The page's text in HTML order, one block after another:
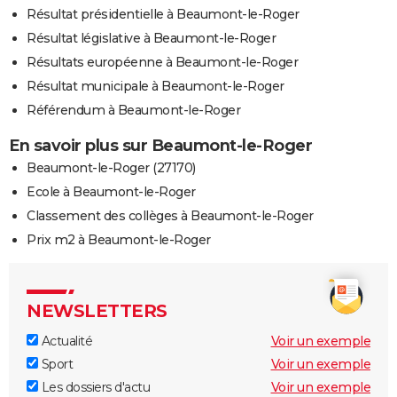
Résultat présidentielle à Beaumont-le-Roger
Résultat législative à Beaumont-le-Roger
Résultats européenne à Beaumont-le-Roger
Résultat municipale à Beaumont-le-Roger
Référendum à Beaumont-le-Roger
En savoir plus sur Beaumont-le-Roger
Beaumont-le-Roger (27170)
Ecole à Beaumont-le-Roger
Classement des collèges à Beaumont-le-Roger
Prix m2 à Beaumont-le-Roger
NEWSLETTERS
Actualité
Voir un exemple
Sport
Voir un exemple
Les dossiers d'actu
Voir un exemple